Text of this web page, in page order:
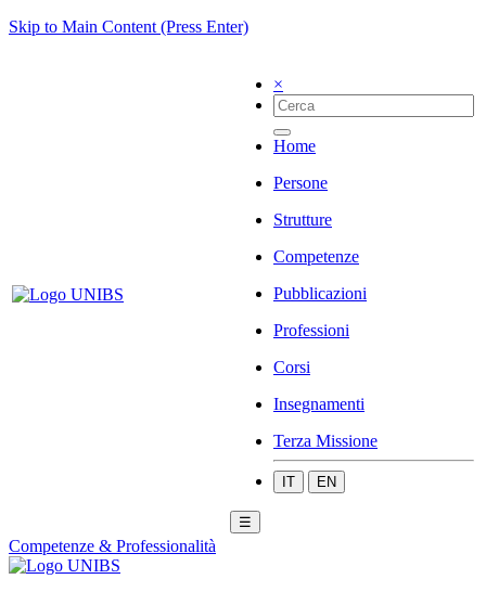
Skip to Main Content (Press Enter)
×
Home
Persone
Strutture
Competenze
Pubblicazioni
Professioni
Corsi
Insegnamenti
Terza Missione
IT EN
☰
Competenze & Professionalità